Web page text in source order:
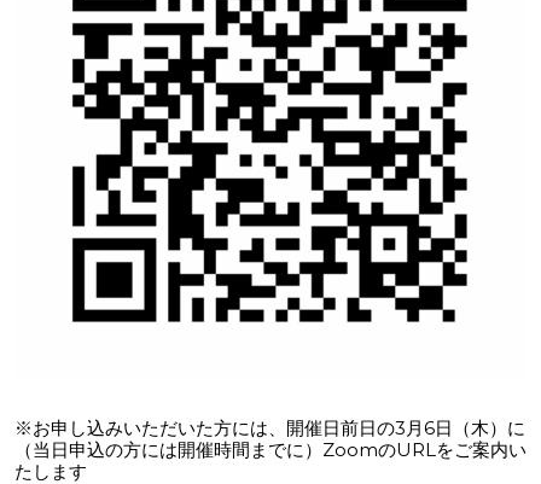
※お申し込みいただいた方には、開催日前日の3月6日（木）に
（当日申込の方には開催時間までに）ZoomのURLをご案内い
たします